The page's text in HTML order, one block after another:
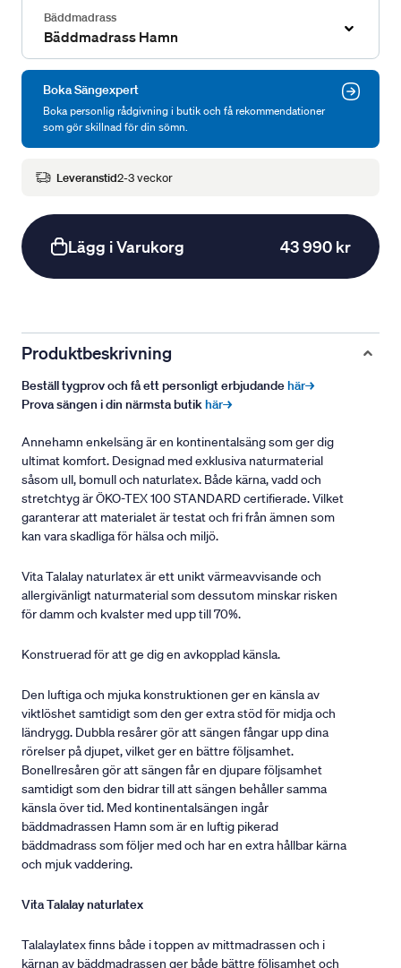
Bäddmadrass
Bäddmadrass Hamn
Boka Sängexpert
Boka personlig rådgivning i butik och få rekommendationer
som gör skillnad för din sömn.
Leveranstid2-3 veckor
Lägg i Varukorg 43 990 kr
Produktbeskrivning
Beställ tygprov och få ett personligt erbjudandehär→
Prova sängen i din närmsta butikhär→
Annehamn enkelsäng är en kontinentalsäng som ger dig
ultimat komfort. Designad med exklusiva naturmaterial
såsom ull, bomull och naturlatex. Både kärna, vadd och
stretchtyg är ÖKO-TEX 100 STANDARD certifierade. Vilket
garanterar att materialet är testat och fri från ämnen som
kan vara skadliga för hälsa och miljö.
Vita Talalay naturlatex är ett unikt värmeavvisande och
allergivänligt naturmaterial som dessutom minskar risken
för damm och kvalster med upp till 70%.
Konstruerad för att ge dig en avkopplad känsla.
Den luftiga och mjuka konstruktionen ger en känsla av
viktlöshet samtidigt som den ger extra stöd för midja och
ländrygg. Dubbla resårer gör att sängen fångar upp dina
rörelser på djupet, vilket ger en bättre följsamhet.
Bonellresåren gör att sängen får en djupare följsamhet
samtidigt som den bidrar till att sängen behåller samma
känsla över tid. Med kontinentalsängen ingår
bäddmadrassen Hamn som är en luftig pikerad
bäddmadrass som följer med och har en extra hållbar kärna
och mjuk vaddering.
Vita Talalay naturlatex
Talalaylatex finns både i toppen av mittmadrassen och i
kärnan av bäddmadrassen ger både bättre följsamhet och